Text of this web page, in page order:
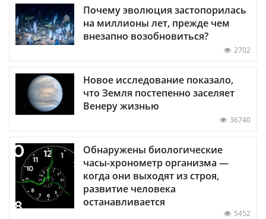
Почему эволюция застопорилась
на миллионы лет, прежде чем
внезапно возобновиться?
2702
Новое исследование показало,
что Земля постепенно заселяет
Венеру жизнью
36740
Обнаружены биологические
часы-хронометр организма —
когда они выходят из строя,
развитие человека
останавливается
5452